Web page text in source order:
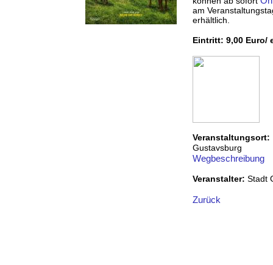
am
erhältlich.
Eintritt: 9,00 Euro/
Veranstaltungsort:
Gustavsburg
Wegbeschreibung
Veranstalter: Stadt
Zurück